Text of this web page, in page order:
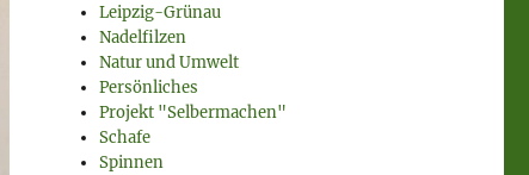
Leipzig-Grünau
Nadelfilzen
Natur und Umwelt
Persönliches
Projekt "Selbermachen"
Schafe
Spinnen